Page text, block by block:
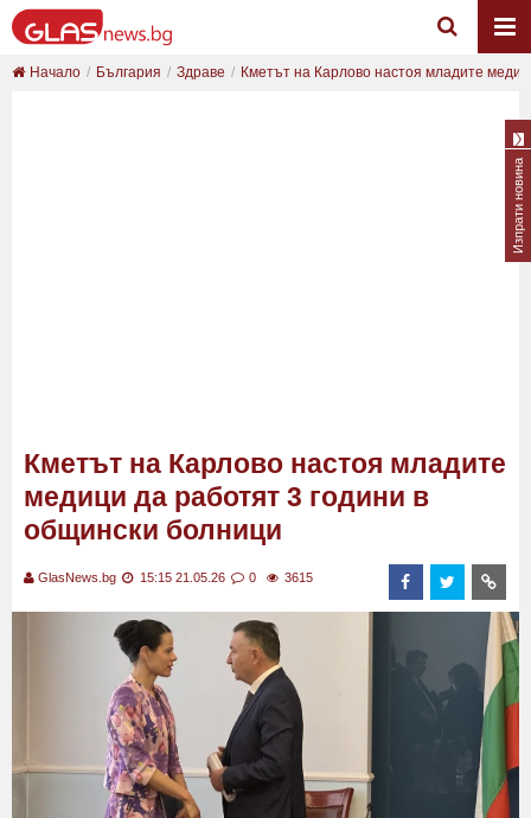
Начало България Здраве Кметът на Карлово настоя младите
Кметът на Карлово настоя младите
медици да работят 3 години в
общински болници
GlasNews.bg 15:15 21.05.26 0 3615
Изпрати новина